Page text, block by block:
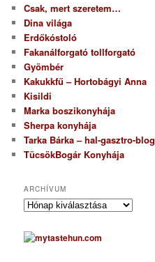
Csak, mert szeretem…
Dina világa
Erdőkóstoló
Fakanálforgató tollforgató
Gyömbér
Kakukkfű – Hortobágyi Anna
Kisildi
Marka boszikonyhája
Sherpa konyhája
Tarka Bárka – hal-gasztro-blog
TücsökBogár Konyhája
ARCHÍVUM
A
c
h